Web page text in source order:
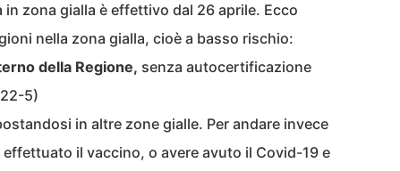
zona gialla è effettivo dal 26 aprile. Ecco
nella zona gialla, cioè a basso rischio:
della Regione, senza autocertificazione
5)
in altre zone gialle. Per andare invece
il vaccino, o avere avuto il Covid-19 e